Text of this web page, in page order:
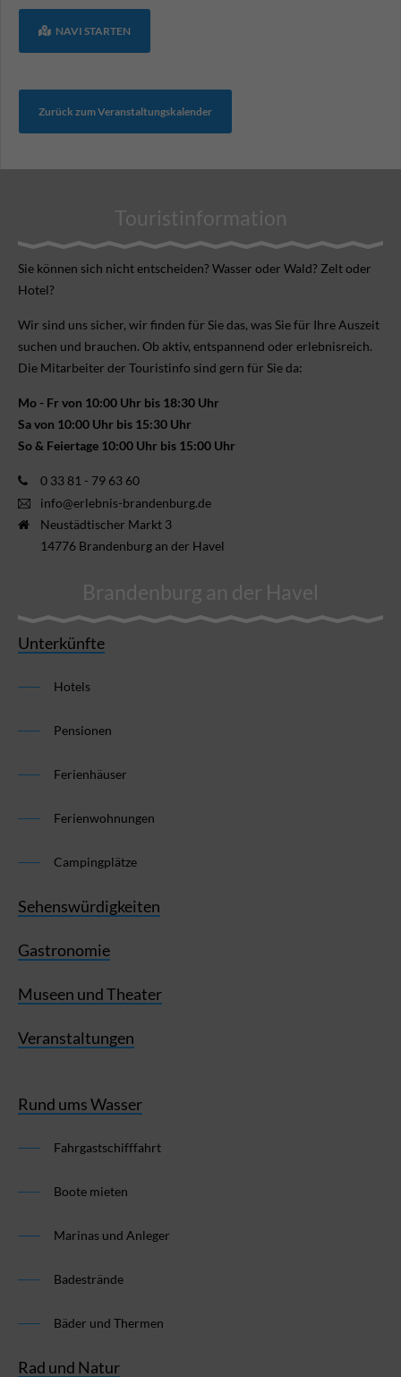
NAVI STARTEN
Zurück zum Veranstaltungskalender
Touristinformation
Sie können sich nicht ent­scheiden? Wasser oder Wald? Zelt oder
Hotel?
Wir sind uns sicher, wir finden für Sie das, was Sie für Ihre Aus­zeit
suchen und brauchen. Ob aktiv, ent­spannend oder erlebnis­reich.
Die Mitarbeiter der Touristinfo sind gern für Sie da:
Mo - Fr von 10:00 Uhr bis 18:30 Uhr
Sa von 10:00 Uhr bis 15:30 Uhr
So & Feiertage 10:00 Uhr bis 15:00 Uhr
0 33 81 - 79 63 60
info@erlebnis-brandenburg.de
Neustädtischer Markt 3
14776 Brandenburg an der Havel
Brandenburg an der Havel
Unterkünfte
Hotels
Pensionen
Ferienhäuser
Ferienwohnungen
Campingplätze
Sehenswürdigkeiten
Gastronomie
Museen und Theater
Veranstaltungen
Rund ums Wasser
Fahrgastschifffahrt
Boote mieten
Marinas und Anleger
Badestrände
Bäder und Thermen
Rad und Natur